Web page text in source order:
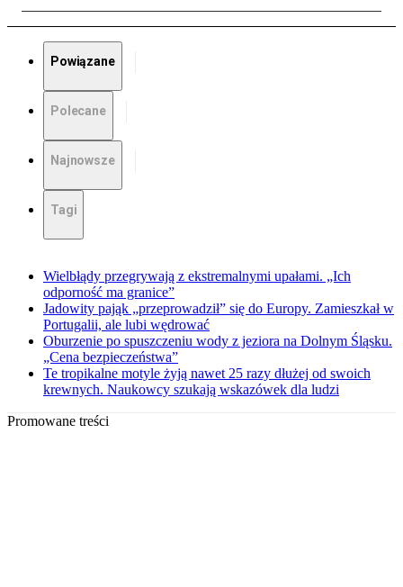
Powiązane
Polecane
Najnowsze
Tagi
Wielbłądy przegrywają z ekstremalnymi upałami. „Ich
odporność ma granice”
Jadowity pająk „przeprowadził” się do Europy. Zamieszkał w
Portugalii, ale lubi wędrować
Oburzenie po spuszczeniu wody z jeziora na Dolnym Śląsku.
„Cena bezpieczeństwa”
Te tropikalne motyle żyją nawet 25 razy dłużej od swoich
krewnych. Naukowcy szukają wskazówek dla ludzi
Promowane treści